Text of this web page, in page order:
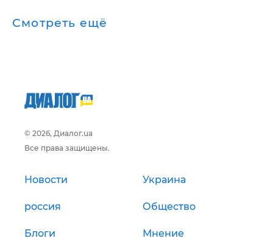
Смотреть ещё
© 2026, Диалог.ua
Все права защищены.
Новости Украина
россия Общество
Блоги Мнение